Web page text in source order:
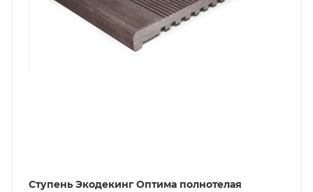
Ступень Экодекинг Оптима полнотелая